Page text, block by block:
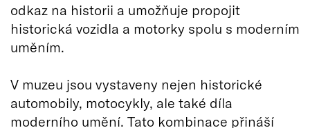
odkaz na historii a umožňuje propojit
historická vozidla a motorky spolu s moderním
uměním.
V muzeu jsou vystaveny nejen historické
automobily, motocykly, ale také díla
moderního umění. Tato kombinace přináší